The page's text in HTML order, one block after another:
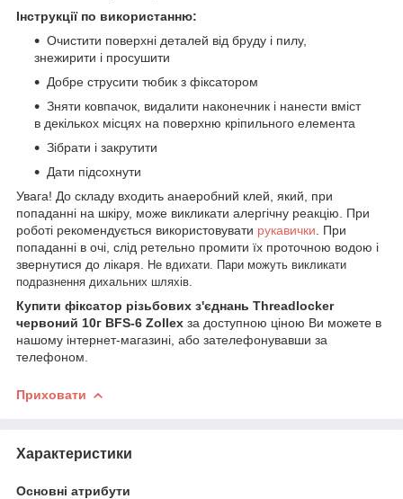
Інструкції по використанню:
Очистити поверхні деталей від бруду і пилу,
знежирити і просушити
Добре струсити тюбик з фіксатором
Зняти ковпачок, видалити наконечник і нанести вміст
в декількох місцях на поверхню кріпильного елемента
Зібрати і закрутити
Дати підсохнути
Увага! До складу входить анаеробний клей, який, при
попаданні на шкіру, може викликати алергічну реакцію. При
роботі рекомендується використовувати рукавички . При
попаданні в очі, слід ретельно промити їх проточною водою і
звернутися до лікаря.
Не вдихати. Пари можуть викликати
подразнення дихальних шляхів.
Купити фіксатор різьбових з'єднань Threadlocker
червоний 10г BFS-6 Zollex за доступною ціною Ви можете в
нашому інтернет-магазині, або зателефонувавши за
телефоном.
Приховати
Характеристики
Основні атрибути